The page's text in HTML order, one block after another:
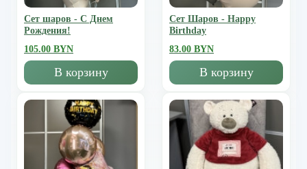
Сет шаров - С Днем
Рождения!
105.00 BYN
В корзину
Сет Шаров - Happy
Birthday
83.00 BYN
В корзину